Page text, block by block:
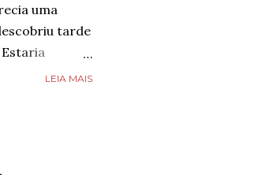
uma
tarde
livre
Pelo
LEIA MAIS